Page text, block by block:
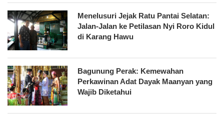
Menelusuri Jejak Ratu Pantai Selatan:
Jalan-Jalan ke Petilasan Nyi Roro Kidul
di Karang Hawu
Bagunung Perak: Kemewahan
Perkawinan Adat Dayak Maanyan yang
Wajib Diketahui